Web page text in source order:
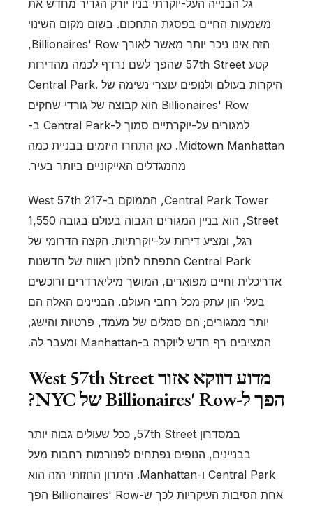
גל הבנייה העל-יוקרתי בניו יורק הגדיר מחדש את
משמעות החיים בפסגת התחכום. בשום מקום השינוי
הזה אינו ניכר יותר מאשר לאורך Billionaires' Row,
קטע 57th Street שהפך לשם נרדף לכמה מהדירות
היקרות בעולם ולנופים עוצרי נשימה של Central Park.
Billionaires' Row הוא קבוצה של גורדי שחקים
למגורים על-יוקרתיים סמוך ל-Central Park ב-
Midtown Manhattan. כאן התחרו היזמים בבניית כמה
מהמגדלים האייקוניים ביותר בעיר.
Central Park Tower, הממוקם ב-217 West 57th
Street, הוא בניין המגורים הגבוה בעולם בגובה 1,550
רגל, ומציע דירות על-יוקרתיות. הקצה הדרומי של
Central Park התפתח לחלון ראווה של חדשנות
אדריכלית וחיים מפוארים, המושך מיליארדרים ורוכשים
בעלי הון עתק מכל רחבי העולם. הבניינים האלה הם
יותר ממגורים; הם סמלים של מעמד, פרטיות והישג,
המציבים רף חדש ליוקרה ב-Manhattan ומעבר לה.
מדוע דווקא אזור West 57th Street
הפך ל-Billionaires' Row של NYC?
במסדרון 57th Street, ככל שעולים גבוה יותר
בבניינים, הנופים נפתחים לפנורמות רחבות מעל
Central Park ו-Manhattan. היתרון החזותי הזה הוא
אחת הסיבות העיקריות לכך ש-Billionaires' Row הפך